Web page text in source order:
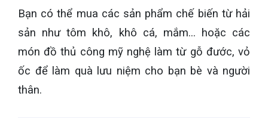
Bạn có thể mua các sản phẩm chế biến từ hải
sản như tôm khô, khô cá, mắm... hoặc các
món đồ thủ công mỹ nghệ làm từ gỗ đước, vỏ
ốc để làm quà lưu niệm cho bạn bè và người
thân.